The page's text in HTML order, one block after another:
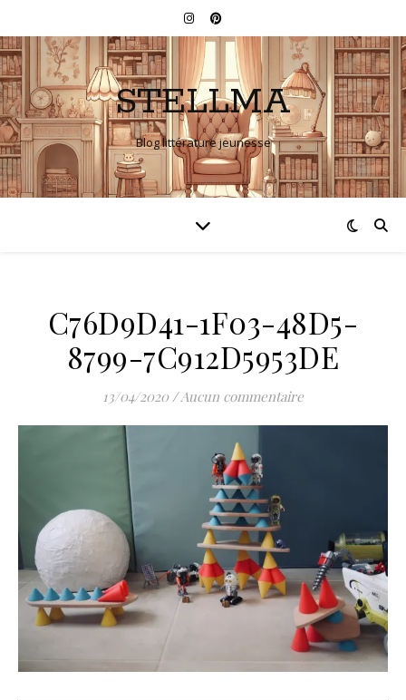
STELLMA
Blog littérature jeunesse
C76D9D41-1F03-48D5-
8799-7C912D5953DE
13/04/2020 /Aucun commentaire